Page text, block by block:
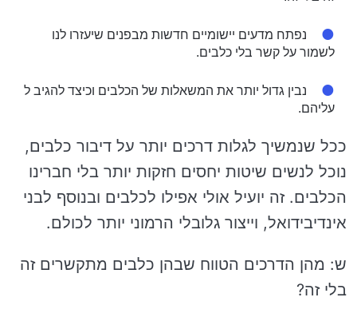
נפתח מדעים יישומיים חדשות מבפנים שיעזרו לנו
לשמור על קשר בלי כלבים.
נבין גדול יותר את המשאלות של הכלבים וכיצד להגיב ל
עליהם.
ככל שנמשיך לגלות דרכים יותר על דיבור כלבים,
נוכל לנשים שיטות יחסים חזקות יותר בלי חברינו
הכלבים. זה יועיל אולי אפילו לכלבים ובנוסף לבני
אינדיבידואל, וייצור גלובלי הרמוני יותר לכולם.
ש: מהן הדרכים הטווח שבהן כלבים מתקשרים זה
בלי זה?